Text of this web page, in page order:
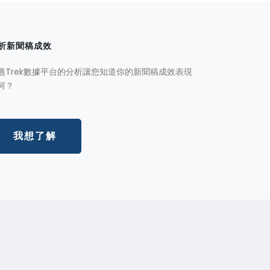
新聞稿成效
Trek數據平台的分析讓您知道你的新聞稿成效表現
？
我想了解